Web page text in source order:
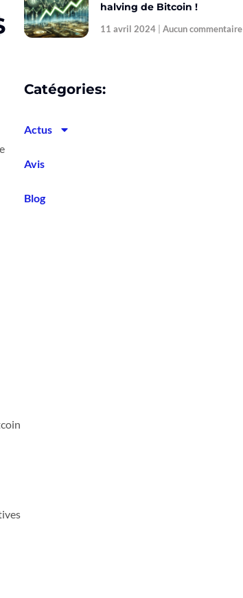
halving de Bitcoin !
11 avril 2024 Aucun commentaire
Catégories:
Actus
Avis
Blog